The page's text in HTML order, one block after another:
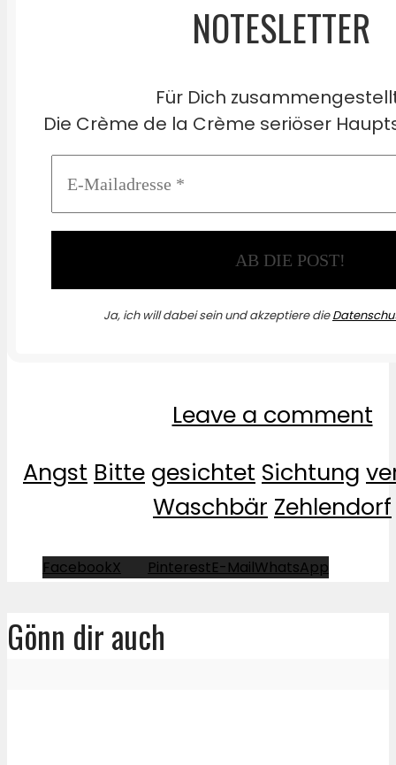
NOTESLETTER
Für Dich
Die Crème de la Crème seriöser
Ja, ich will dabei sein und akzeptiere die
Leave a comment
Angst Bitte gesichtet Sichtung
Waschbär Zehlendorf
FacebookX PinterestE-MailWhatsApp
Gönn dir auch